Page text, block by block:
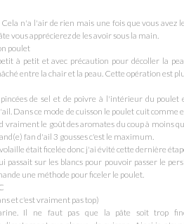
n'a l'air de rien mais une fois que vous avez
vous apprécierez de les avoir sous la main.
poulet
à petit et avec précaution pour décoller la
entre la chair et la peau. Cette opération est
pincées de sel et de poivre à l'intérieur du poulet
Dans ce mode de cuisson le poulet cuit comme
vraiment le goût des aromates du coup à moins
fan d'ail 3 gousses c'est le maximum.
était ficelée donc j'ai évité cette dernière
passait sur les blancs pour pouvoir passer le
une méthode pour ficeler le poulet.
et c'est vraiment pas top)
Il ne faut pas que la pâte soit trop